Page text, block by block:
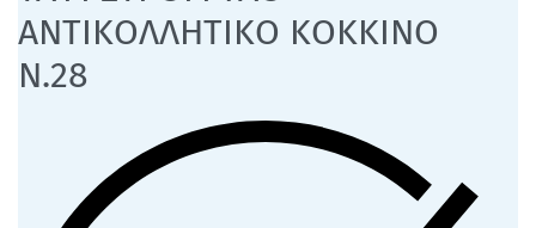
ΑΝΤΙΚΟΛΛΗΤΙΚΟ ΚΟΚΚΙΝΟ
Ν.28